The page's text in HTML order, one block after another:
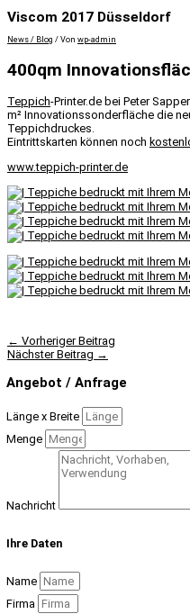
Viscom 2017 Düsseldorf
News / Blog / Von wp-admin
400qm
Teppich-Printer.de bei Peter
m² Innovationssonderfläche die
Teppichdruckes.
Eintrittskarten können noch
www.teppich-printer.de
← Vorheriger Beitrag
Nächster Beitrag →
Angebot / Anfrage
Länge x Breite
Menge
Nachricht
Ihre Daten
Name
Firma